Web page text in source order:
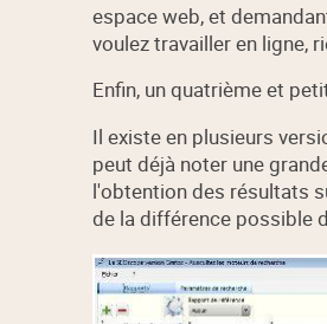
espace web, et
voulez travailler en ligne,
Enfin, un quatrième et
Il existe en plusieurs
peut déjà noter une
l'obtention des résultats
de la différence possible